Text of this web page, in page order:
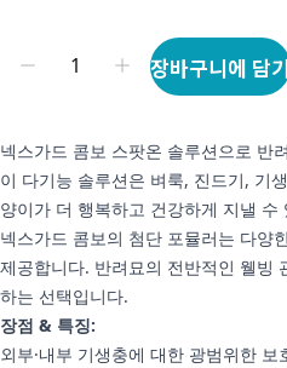
장바구니에 담
넥스가드 콤보 스팟온 솔루션으로 반
이 다기능 솔루션은 벼룩, 진드기, 기
양이가 더 행복하고 건강하게 지낼 수
넥스가드 콤보의 첨단 포뮬러는 다양
제공합니다. 반려묘의 전반적인 웰빙
하는 선택입니다.
장점 & 특징:
외부·내부 기생충에 대한 광범위한 보